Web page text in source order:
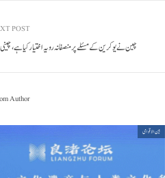
POST
چین نے یوکرین کے مسئلے پر منصفانہ رویہ اختیار کیا ہے،
Author
بین الاقوامی